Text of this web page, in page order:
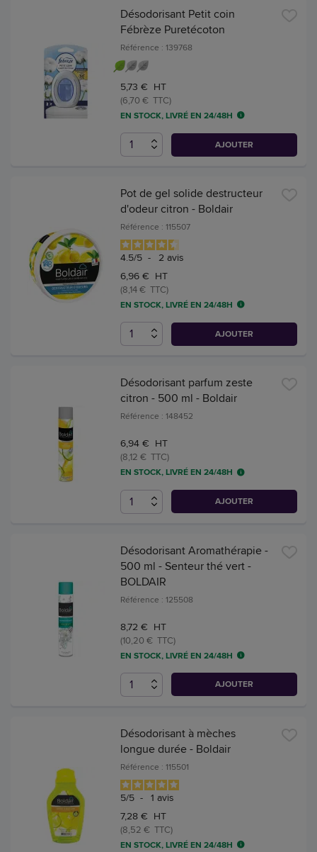
Désodorisant Petit coin
Fébrèze Puretécoton
Référence : 139768
5,73 € HT
(6,70 € TTC)
EN STOCK, LIVRÉ EN 24/48H
AJOUTER
Pot de gel solide destructeur
d'odeur citron - Boldair
Référence : 115507
4.5/5 - 2 avis
6,96 € HT
(8,14 € TTC)
EN STOCK, LIVRÉ EN 24/48H
AJOUTER
Désodorisant parfum zeste
citron - 500 ml - Boldair
Référence : 148452
6,94 € HT
(8,12 € TTC)
EN STOCK, LIVRÉ EN 24/48H
AJOUTER
Désodorisant Aromathérapie -
500 ml - Senteur thé vert -
BOLDAIR
Référence : 125508
8,72 € HT
(10,20 € TTC)
EN STOCK, LIVRÉ EN 24/48H
AJOUTER
Désodorisant à mèches
longue durée - Boldair
Référence : 115501
5/5 - 1 avis
7,28 € HT
(8,52 € TTC)
EN STOCK, LIVRÉ EN 24/48H